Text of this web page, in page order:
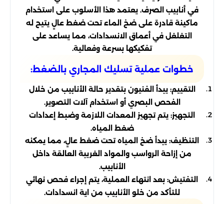
في أنابيب الصرف. يعتمد هذا الأسلوب على استخدام
ماكينة قادرة على ضخ الماء تحت ضغط عالٍ يتيح له
التغلغل في أعماق الانسدادات، مما يساعد على
تفكيكها بسرعة وفعالية.
خطوات عملية تسليك المجاري بالضغط:
التقييم: يبدأ الفنيون بتقدير حالة الأنابيب من خلال
الفحص البصري أو استخدام آلات التصوير.
التجهيز: يتم تجهيز المعدات اللازمة وضبط إعدادات
ضغط المياه.
التنظيف: يبدأ ضخ المياه تحت ضغط عالٍ، مما يمكنه
من إزاحة الرواسب والمواد الغريبة العالقة داخل
الأنابيب.
التفتيش: بعد انتهاء العملية، يتم إجراء فحص نهائي
للتأكد من خلو الأنابيب من اية انسدادات.